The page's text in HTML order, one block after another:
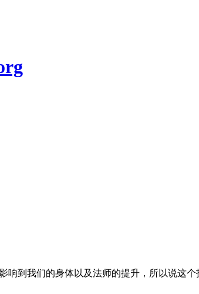
到我们的身体以及法师的提升，所以说这